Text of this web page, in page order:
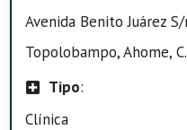
Avenida Benito Juárez
Topolobampo, Ahome,
Tipo:
Clínica